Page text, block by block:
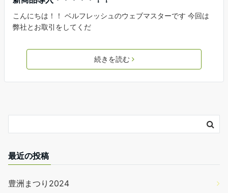
こんにちは！！ ベルフレッシュのウェブマスターです 今回は
弊社とお取引をしてくだ
続きを読む
最近の投稿
豊洲まつり2024